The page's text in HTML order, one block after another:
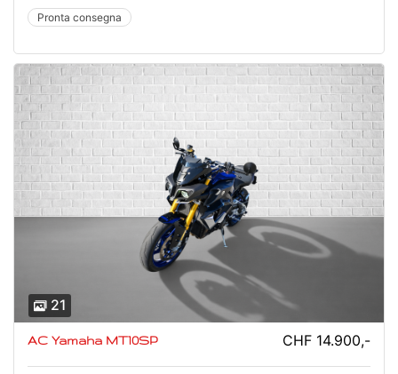
Pronta consegna
21
AC Yamaha MT10SP CHF 14.900,-